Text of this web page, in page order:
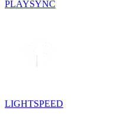
PLAYSYNC
LIGHTSPEED